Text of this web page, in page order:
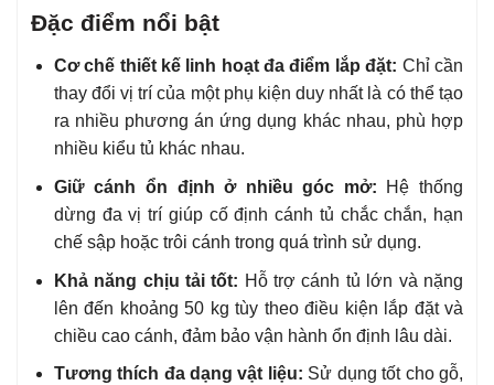
Đặc điểm nổi bật
Cơ chế thiết kế linh hoạt đa điểm lắp đặt: Chỉ cần
thay đổi vị trí của một phụ kiện duy nhất là có thể tạo
ra nhiều phương án ứng dụng khác nhau, phù hợp
nhiều kiểu tủ khác nhau.
Giữ cánh ổn định ở nhiều góc mở: Hệ thống
dừng đa vị trí giúp cố định cánh tủ chắc chắn, hạn
chế sập hoặc trôi cánh trong quá trình sử dụng.
Khả năng chịu tải tốt: Hỗ trợ cánh tủ lớn và nặng
lên đến khoảng 50 kg tùy theo điều kiện lắp đặt và
chiều cao cánh, đảm bảo vận hành ổn định lâu dài.
Tương thích đa dạng vật liệu: Sử dụng tốt cho gỗ,